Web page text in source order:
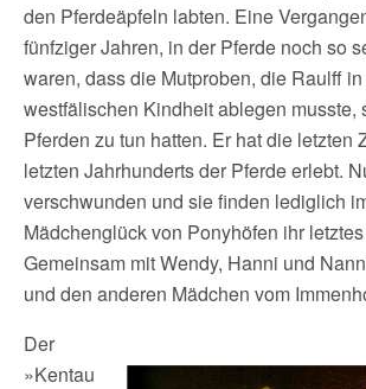
den Pferdeäpfeln labten. Eine
fünfziger Jahren, in der Pferde noch so
waren, dass die Mutproben, die Raulff
westfälischen Kindheit ablegen musste,
Pferden zu tun hatten. Er hat die letzten
letzten Jahrhunderts der Pferde erlebt.
verschwunden und sie finden lediglich
Mädchenglück von Ponyhöfen ihr
Gemeinsam mit Wendy, Hanni und
und den anderen Mädchen vom
Der
»Kentau